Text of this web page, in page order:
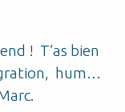
! T’as bien
hum…